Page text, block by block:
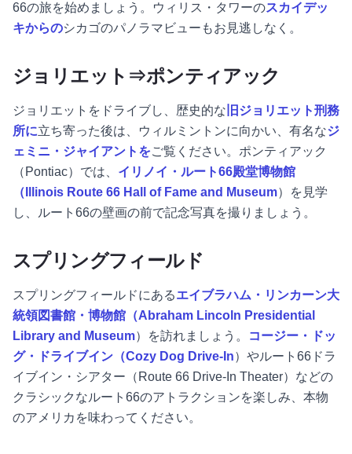
66の旅を始めましょう。ウィリス・タワーのスカイデッ
キからのシカゴのパノラマビューもお見逃しなく。
ジョリエット⇒ポンティアック
ジョリエットをドライブし、歴史的な 旧ジョリエット刑務
所に立ち寄った後は、ウィルミントンに向かい、有名なジ
ェミニ・ジャイアントをご覧ください。ポンティアック
（Pontiac）では、 イリノイ・ルート66殿堂博物館
（Illinois Route 66 Hall of Fame and Museum）を見学
し、ルート66の壁画の前で記念写真を撮りましょう。
スプリングフィールド
スプリングフィールドにあるエイブラハム・リンカーン大
統領図書館・博物館（Abraham Lincoln Presidential
Library and Museum）を訪れましょう。
コージー・ドッ
グ・ドライブイン（Cozy Dog Drive-In）やルート66ドラ
イブイン・シアター（Route 66 Drive-In Theater）などの
クラシックなルート66のアトラクションを楽しみ、本物
のアメリカを味わってください。